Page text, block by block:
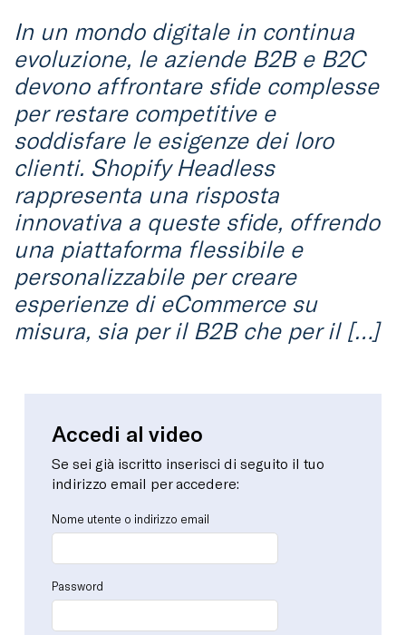
In un mondo digitale in continua
evoluzione, le aziende B2B e B2C
devono affrontare sfide complesse
per restare competitive e
soddisfare le esigenze dei loro
clienti. Shopify Headless
rappresenta una risposta
innovativa a queste sfide, offrendo
una piattaforma flessibile e
personalizzabile per creare
esperienze di eCommerce su
misura, sia per il B2B che per il […]
Accedi al video
Se sei già iscritto inserisci di seguito il tuo
indirizzo email per accedere:
Nome utente o indirizzo email
Password